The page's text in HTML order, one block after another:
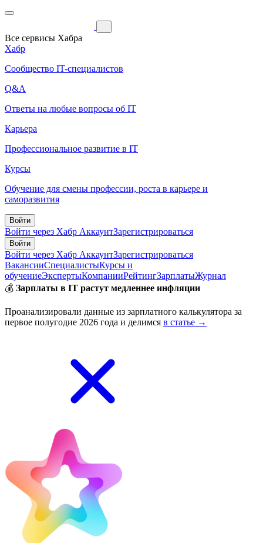
Все сервисы Хабра
Хабр
Сообщество IT-специалистов
Q&A
Ответы на любые вопросы об IT
Карьера
Профессиональное развитие в IT
Курсы
Обучение для смены профессии, роста в карьере и
саморазвития
Войти
Войти через Хабр АккаунтЗарегистрироваться
Войти
Войти через Хабр АккаунтЗарегистрироваться
ВакансииСпециалистыКурсы и
обучениеЭкспертыКомпанииРейтингЗарплатыЖурнал
💰 Зарплаты в IT растут медленнее инфляции
Проанализировали данные из зарплатного калькулятора за
первое полугодие 2026 года и делимся в статье →